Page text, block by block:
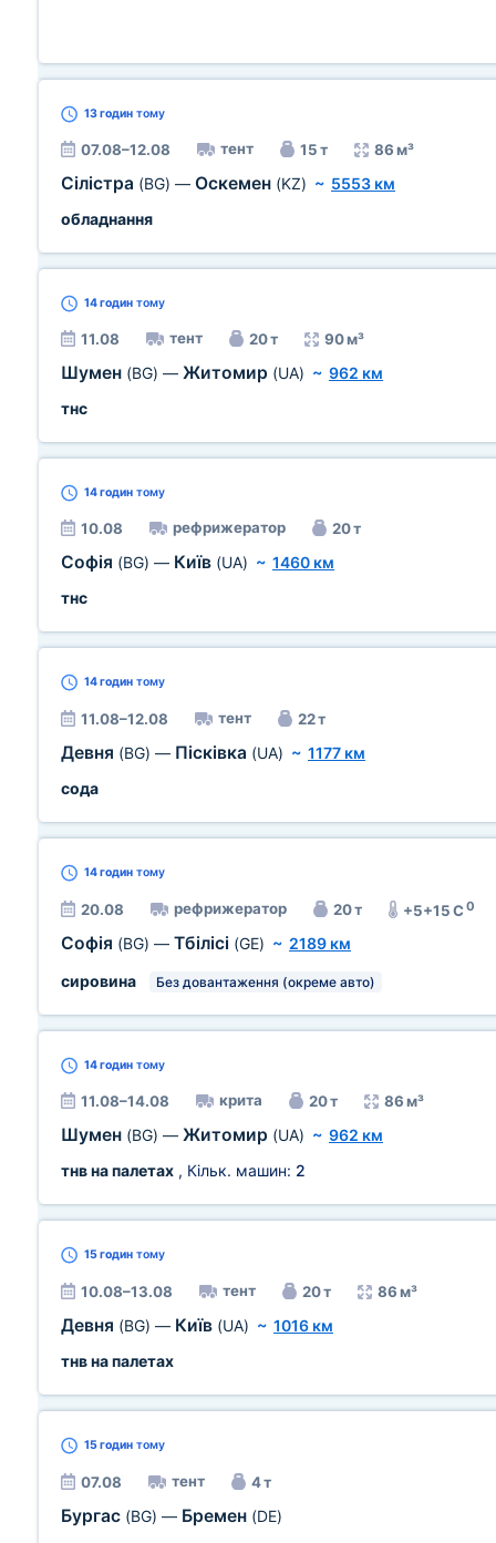
13 годин тому
07.08–12.08 тент 15 т 86 м³
Сілістра (BG) — Оскемен (KZ) ~ 5553 км
обладнання
14 годин тому
11.08 тент 20 т 90 м³
Шумен (BG) — Житомир (UA) ~ 962 км
тнс
14 годин тому
10.08 рефрижератор 20 т
Софія (BG) — Київ (UA) ~ 1460 км
тнс
14 годин тому
11.08–12.08 тент 22 т
Девня (BG) — Пісківка (UA) ~ 1177 км
сода
14 годин тому
20.08 рефрижератор 20 т +5+15 C0
Софія (BG) — Тбілісі (GE) ~ 2189 км
сировина
Без довантаження (окреме авто)
14 годин тому
11.08–14.08 крита 20 т 86 м³
Шумен (BG) — Житомир (UA) ~ 962 км
тнв на палетах , Кільк. машин: 2
15 годин тому
10.08–13.08 тент 20 т 86 м³
Девня (BG) — Київ (UA) ~ 1016 км
тнв на палетах
15 годин тому
07.08 тент 4 т
Бургас (BG) — Бремен (DE)